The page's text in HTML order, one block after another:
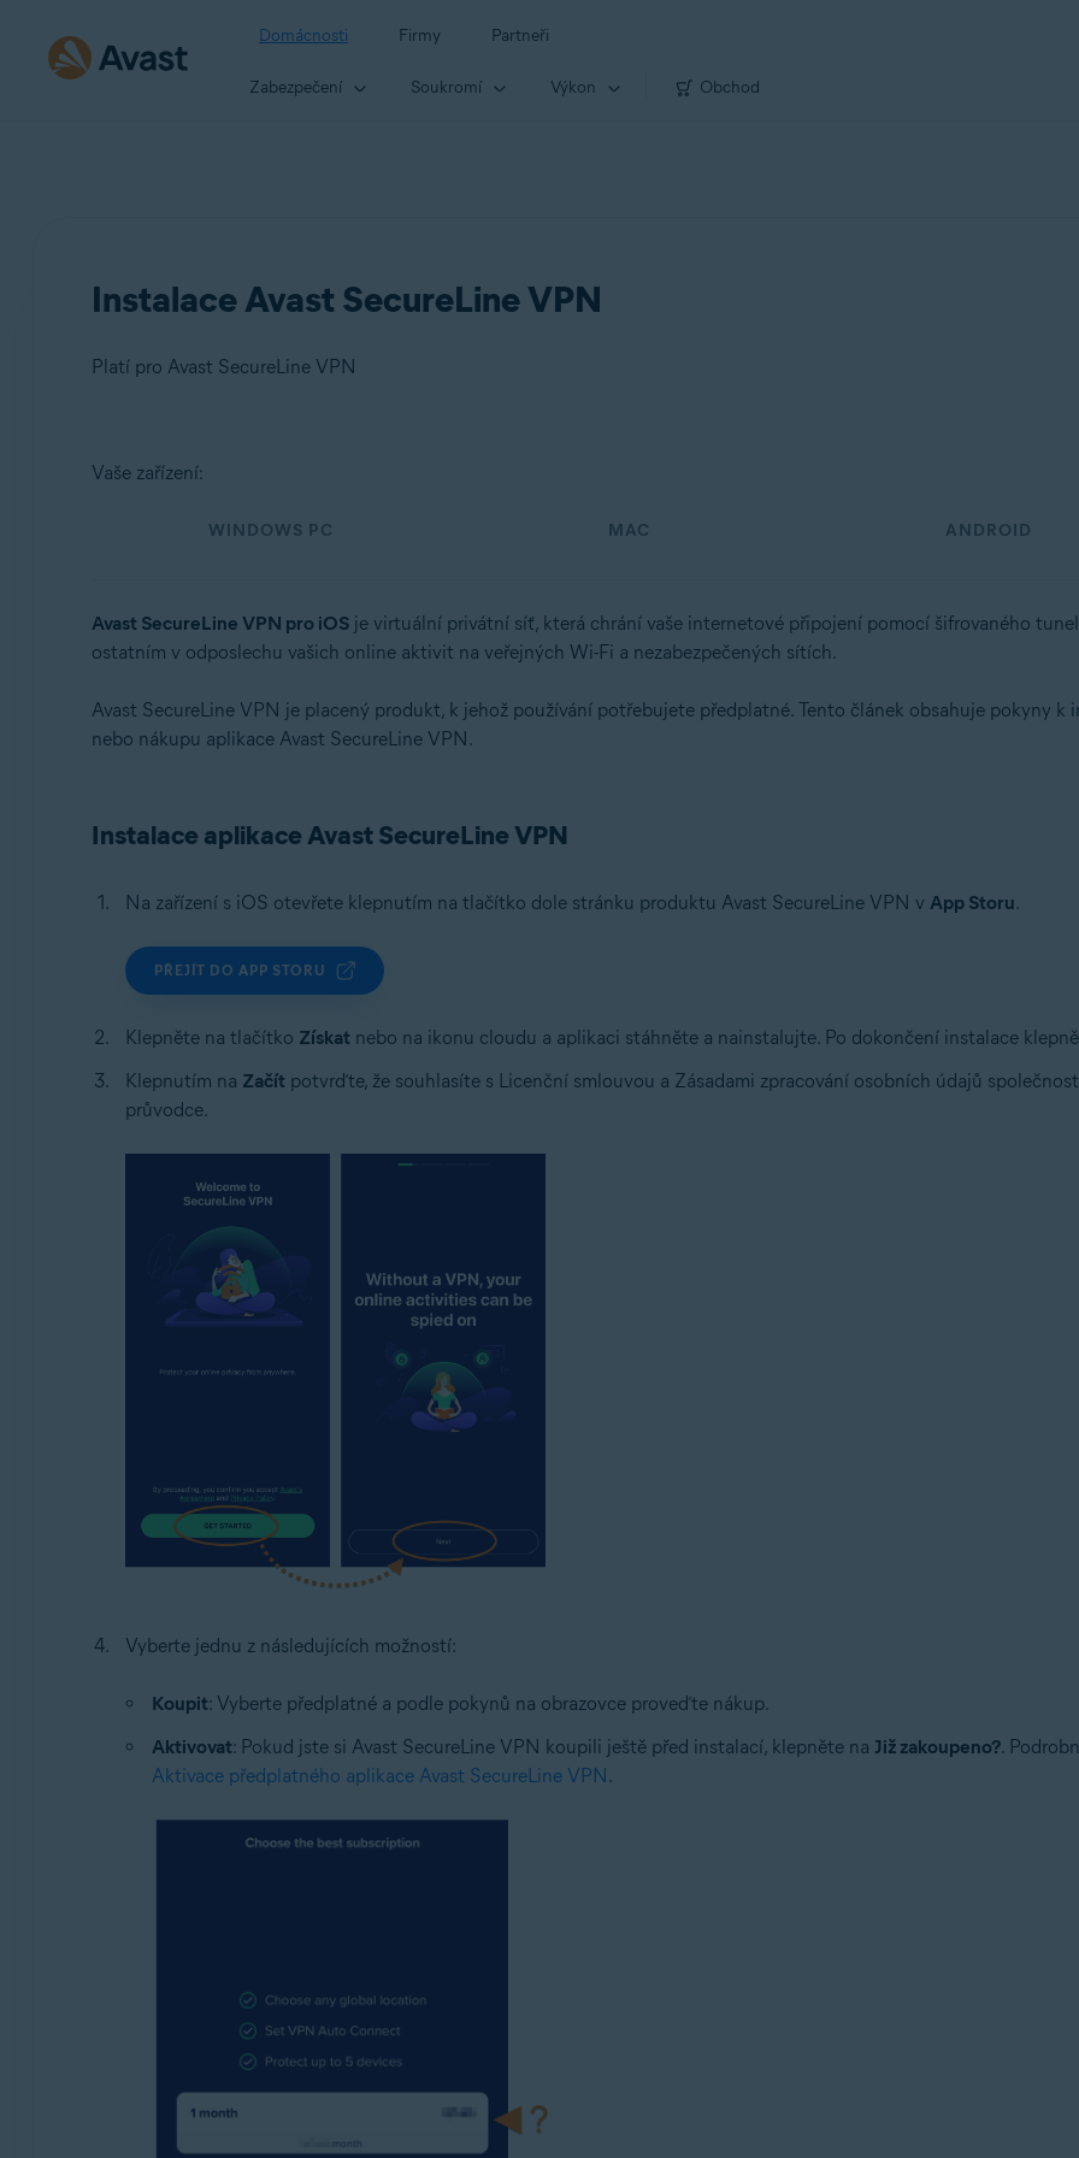
Domácnosti Firmy Partneři
Zabezpečení Soukromí Výkon Obchod
Instalace Avast SecureLine VPN
Platí pro Avast SecureLine VPN
Produkty:
Vaše zařízení:
WINDOWS PC MAC ANDROID
Avast SecureLine VPN pro iOSje virtuální privátní síť, která chrání vaše internetové připojení pomocí šifrovaného
ostatním v odposlechu vašich online aktivit na veřejných Wi-Fi a nezabezpečených sítích.
Avast SecureLine VPN je placený produkt, k jehož používání potřebujete předplatné. Tento článek obsahuje pokyny
nebo nákupu aplikace Avast SecureLine VPN.
Instalace aplikace Avast SecureLine VPN
Na zařízení s iOS otevřete klepnutím na tlačítko dole stránku produktu Avast SecureLine VPN v App Storu.
PŘEJÍT DO APP STORU
Klepněte na tlačítko Získat nebo na ikonu cloudu a aplikaci stáhněte a nainstalujte. Po dokončení instalace
Klepnutím na Začít potvrďte, že souhlasíte s Licenční smlouvou a Zásadami zpracování osobních údajů
průvodce.
Vyberte jednu z následujících možností:
Koupit: Vyberte předplatné a podle pokynů na obrazovce proveďte nákup.
Aktivovat: Pokud jste si Avast SecureLine VPN koupili ještě před instalací, klepněte na Již zakoupeno?.
Aktivace předplatného aplikace Avast SecureLine VPN.